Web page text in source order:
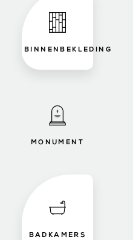
BINNENBEKLEDING
MONUMENT
BADKAMERS